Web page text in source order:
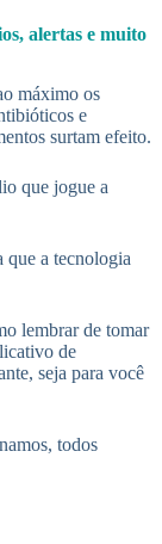
alertas e muito
máximo os
e
surtam efeito.
que jogue a
que a tecnologia
lembrar de tomar
de
seja para você
todos